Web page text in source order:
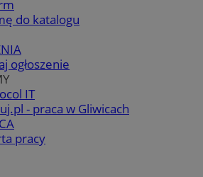
do katalogu
ogłoszenie
IT
- praca w Gliwicach
pracy